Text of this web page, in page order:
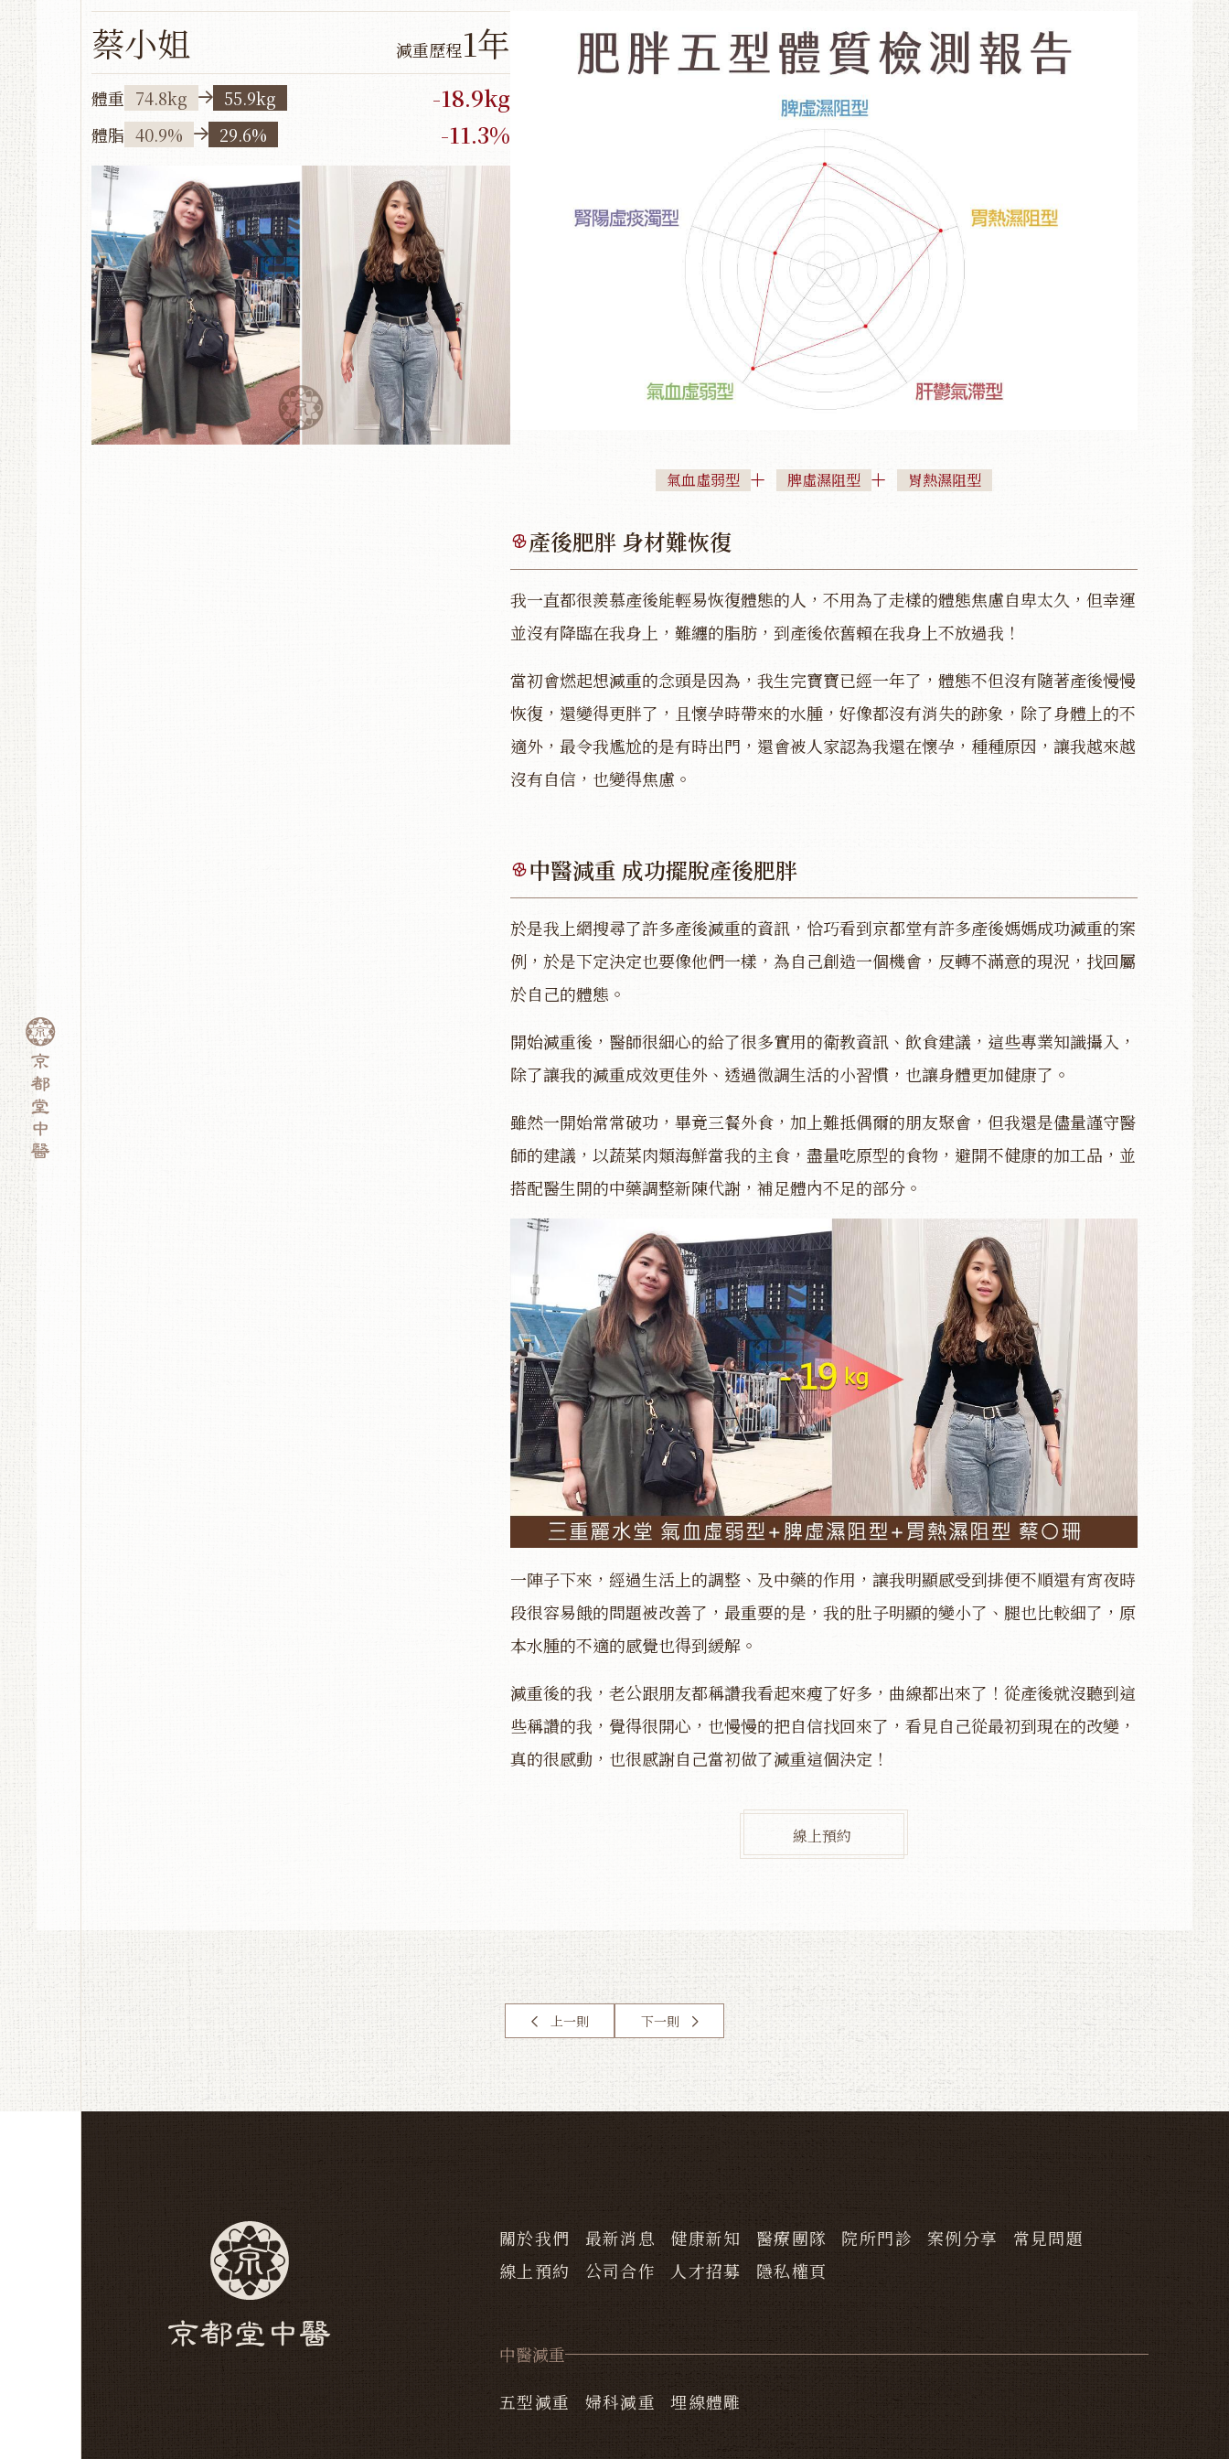
蔡小姐 減重歷程1年
體重 74.8kg 55.9kg -18.9kg
體脂 40.9% 29.6% -11.3%
氣血虛弱型 脾虛濕阻型 胃熱濕阻型
產後肥胖 身材難恢復
我一直都很羨慕產後能輕易恢復體態的人，不用為了走樣的體態焦慮自卑太久，但幸運
並沒有降臨在我身上，難纏的脂肪，到產後依舊賴在我身上不放過我！
當初會燃起想減重的念頭是因為，我生完寶寶已經一年了，體態不但沒有隨著產後慢慢
恢復，還變得更胖了，且懷孕時帶來的水腫，好像都沒有消失的跡象，除了身體上的不
適外，最令我尷尬的是有時出門，還會被人家認為我還在懷孕，種種原因，讓我越來越
沒有自信，也變得焦慮。
中醫減重 成功擺脫產後肥胖
於是我上網搜尋了許多產後減重的資訊，恰巧看到京都堂有許多產後媽媽成功減重的案
例，於是下定決定也要像他們一樣，為自己創造一個機會，反轉不滿意的現況，找回屬
於自己的體態。
開始減重後，醫師很細心的給了很多實用的衛教資訊、飲食建議，這些專業知識攝入，
除了讓我的減重成效更佳外、透過微調生活的小習慣，也讓身體更加健康了。
雖然一開始常常破功，畢竟三餐外食，加上難抵偶爾的朋友聚會，但我還是儘量謹守醫
師的建議，以蔬菜肉類海鮮當我的主食，盡量吃原型的食物，避開不健康的加工品，並
搭配醫生開的中藥調整新陳代謝，補足體內不足的部分。
一陣子下來，經過生活上的調整、及中藥的作用，讓我明顯感受到排便不順還有宵夜時
段很容易餓的問題被改善了，最重要的是，我的肚子明顯的變小了、腿也比較細了，原
本水腫的不適的感覺也得到緩解。
減重後的我，老公跟朋友都稱讚我看起來瘦了好多，曲線都出來了！從產後就沒聽到這
些稱讚的我，覺得很開心，也慢慢的把自信找回來了，看見自己從最初到現在的改變，
真的很感動，也很感謝自己當初做了減重這個決定！
線上預約
上一則 下一則
關於我們 最新消息 健康新知 醫療團隊 院所門診 案例分享
常見問題
線上預約
公司合作 人才招募 隱私權頁
中醫減重
五型減重
婦科減重 埋線體雕